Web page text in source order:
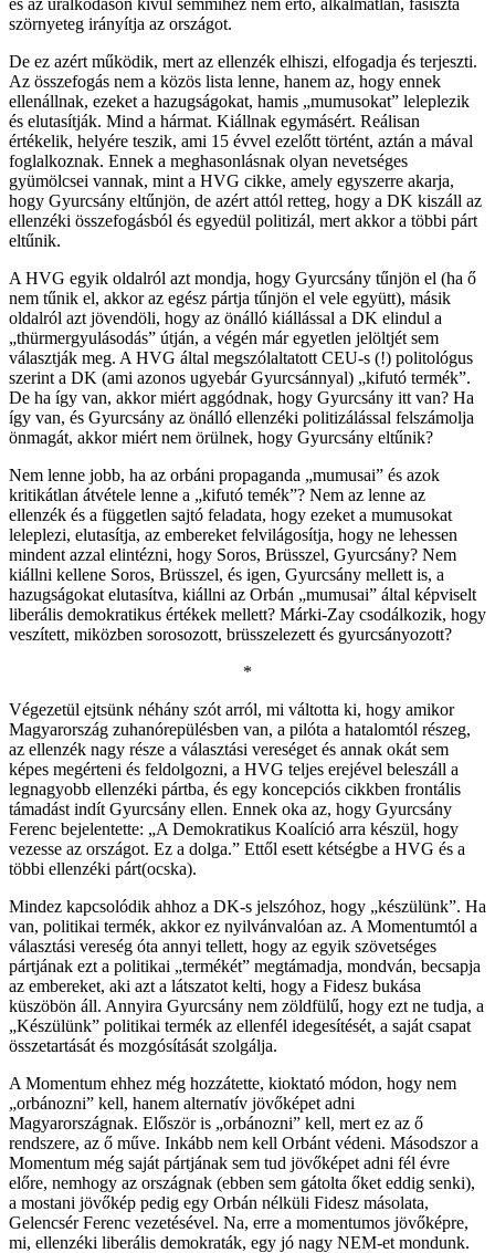
szörnyeteg irányítja az országot.
De ez azért működik, mert az ellenzék elhiszi, elfogadja és terjeszti.
Az összefogás nem a közös lista lenne, hanem az, hogy ennek
ellenállnak, ezeket a hazugságokat, hamis „mumusokat” leleplezik
és elutasítják. Mind a hármat. Kiállnak egymásért. Reálisan
értékelik, helyére teszik, ami 15 évvel ezelőtt történt, aztán a mával
foglalkoznak. Ennek a meghasonlásnak olyan nevetséges
gyümölcsei vannak, mint a HVG cikke, amely egyszerre akarja,
hogy Gyurcsány eltűnjön, de azért attól retteg, hogy a DK kiszáll az
ellenzéki összefogásból és egyedül politizál, mert akkor a többi párt
eltűnik.
A HVG egyik oldalról azt mondja, hogy Gyurcsány tűnjön el (ha ő
nem tűnik el, akkor az egész pártja tűnjön el vele együtt), másik
oldalról azt jövendöli, hogy az önálló kiállással a DK elindul a
„thürmergyulásodás” útján, a végén már egyetlen jelöltjét sem
választják meg. A HVG által megszólaltatott CEU-s (!) politológus
szerint a DK (ami azonos ugyebár Gyurcsánnyal) „kifutó termék”.
De ha így van, akkor miért aggódnak, hogy Gyurcsány itt van? Ha
így van, és Gyurcsány az önálló ellenzéki politizálással felszámolja
önmagát, akkor miért nem örülnek, hogy Gyurcsány eltűnik?
Nem lenne jobb, ha az orbáni propaganda „mumusai” és azok
kritikátlan átvétele lenne a „kifutó temék”? Nem az lenne az
ellenzék és a független sajtó feladata, hogy ezeket a mumusokat
leleplezi, elutasítja, az embereket felvilágosítja, hogy ne lehessen
mindent azzal elintézni, hogy Soros, Brüsszel, Gyurcsány? Nem
kiállni kellene Soros, Brüsszel, és igen, Gyurcsány mellett is, a
hazugságokat elutasítva, kiállni az Orbán „mumusai” által képviselt
liberális demokratikus értékek mellett? Márki-Zay csodálkozik, hogy
veszített, miközben sorosozott, brüsszelezett és gyurcsányozott?
*
Végezetül ejtsünk néhány szót arról, mi váltotta ki, hogy amikor
Magyarország zuhanórepülésben van, a pilóta a hatalomtól részeg,
az ellenzék nagy része a választási vereséget és annak okát sem
képes megérteni és feldolgozni, a HVG teljes erejével beleszáll a
legnagyobb ellenzéki pártba, és egy koncepciós cikkben frontális
támadást indít Gyurcsány ellen. Ennek oka az, hogy Gyurcsány
Ferenc bejelentette: „A Demokratikus Koalíció arra készül, hogy
vezesse az országot. Ez a dolga.” Ettől esett kétségbe a HVG és a
többi ellenzéki párt(ocska).
Mindez kapcsolódik ahhoz a DK-s jelszóhoz, hogy „készülünk”. Ha
van, politikai termék, akkor ez nyilvánvalóan az. A Momentumtól a
választási vereség óta annyi tellett, hogy az egyik szövetséges
pártjának ezt a politikai „termékét” megtámadja, mondván, becsapja
az embereket, aki azt a látszatot kelti, hogy a Fidesz bukása
küszöbön áll. Annyira Gyurcsány nem zöldfülű, hogy ezt ne tudja, a
„Készülünk” politikai termék az ellenfél idegesítését, a saját csapat
összetartását és mozgósítását szolgálja.
A Momentum ehhez még hozzátette, kioktató módon, hogy nem
„orbánozni” kell, hanem alternatív jövőképet adni
Magyarországnak. Először is „orbánozni” kell, mert ez az ő
rendszere, az ő műve. Inkább nem kell Orbánt védeni. Másodszor a
Momentum még saját pártjának sem tud jövőképet adni fél évre
előre, nemhogy az országnak (ebben sem gátolta őket eddig senki),
a mostani jövőkép pedig egy Orbán nélküli Fidesz másolata,
Gelencsér Ferenc vezetésével. Na, erre a momentumos jövőképre,
mi, ellenzéki liberális demokraták, egy jó nagy NEM-et mondunk.